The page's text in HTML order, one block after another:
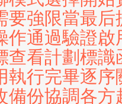
要強限當最后
作通過驗證啟
查看計劃標識
執行完畢逐序
備份協調各方